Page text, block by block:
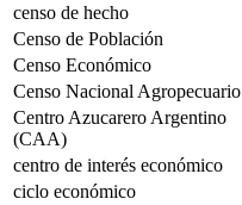
censo de hecho
Censo de Población
Censo Económico
Censo Nacional Agropecuario
Centro Azucarero Argentino
(CAA)
centro de interés económico
ciclo económico